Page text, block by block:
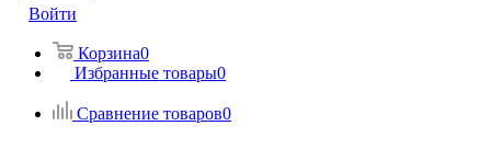
Войти
Корзина0
Избранные товары0
Сравнение товаров0